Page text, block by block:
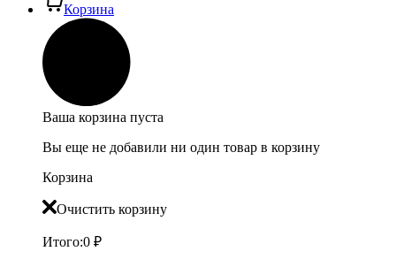
Корзина
Ваша корзина пуста
Вы еще не добавили ни один товар в корзину
Корзина
Очистить корзину
Итого:0 ₽